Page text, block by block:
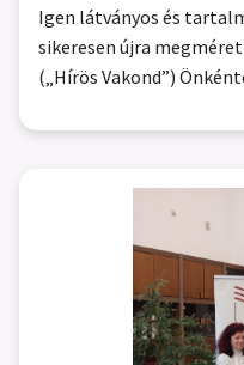
Igen látványos és
sikeresen újra
(„Hírös Vakond”)